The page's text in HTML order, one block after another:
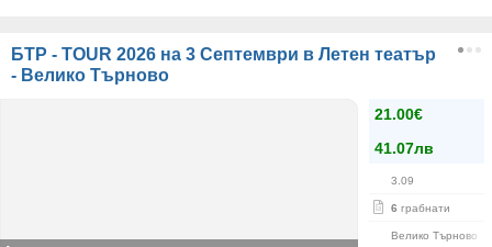
БТР - TOUR 2026 на 3 Септември в Летен театър
- Велико Търново
21.00€
41.07лв
3.09
6 грабнати
Велико Търново